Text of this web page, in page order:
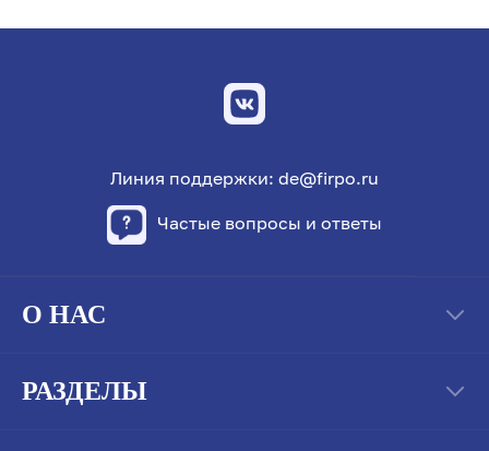
Линия поддержки: de@firpo.ru
Частые вопросы и ответы
О НАС
РАЗДЕЛЫ